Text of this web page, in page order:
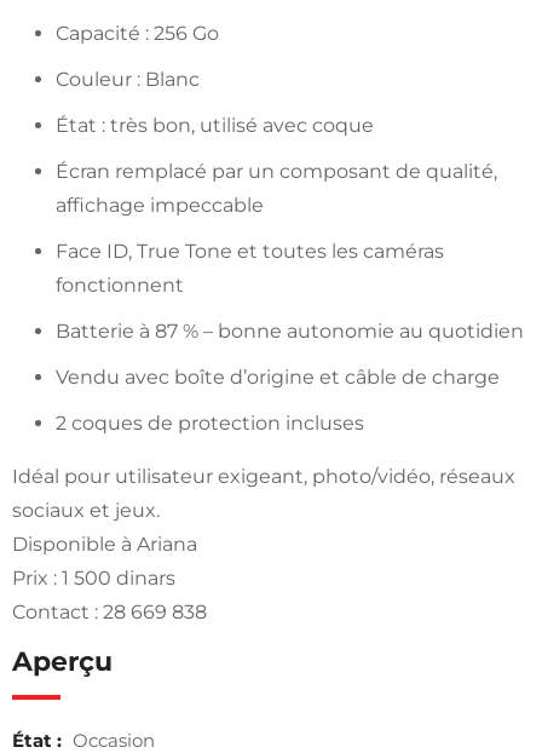
Capacité : 256 Go
Couleur : Blanc
État : très bon, utilisé avec coque
Écran remplacé par un composant de qualité,
affichage impeccable
Face ID, True Tone et toutes les caméras
fonctionnent
Batterie à 87 % – bonne autonomie au quotidien
Vendu avec boîte d’origine et câble de charge
2 coques de protection incluses
Idéal pour utilisateur exigeant, photo/vidéo, réseaux
sociaux et jeux.
Disponible à Ariana
Prix : 1 500 dinars
Contact : 28 669 838
Aperçu
État : Occasion